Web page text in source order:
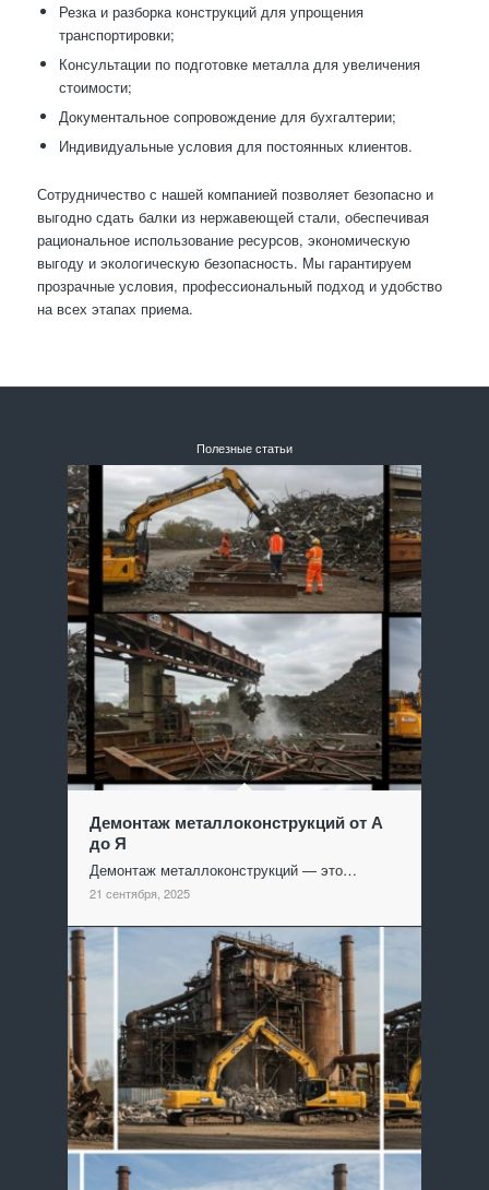
Резка и разборка конструкций для упрощения
транспортировки;
Консультации по подготовке металла для увеличения
стоимости;
Документальное сопровождение для бухгалтерии;
Индивидуальные условия для постоянных клиентов.
Сотрудничество с нашей компанией позволяет безопасно и
выгодно сдать балки из нержавеющей стали, обеспечивая
рациональное использование ресурсов, экономическую
выгоду и экологическую безопасность. Мы гарантируем
прозрачные условия, профессиональный подход и удобство
на всех этапах приема.
Полезные статьи
Демонтаж металлоконструкций от А
до Я
Демонтаж металлоконструкций — это…
21 сентября, 2025